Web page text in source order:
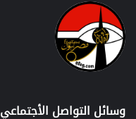
وسائل التواصل الأجتماعي